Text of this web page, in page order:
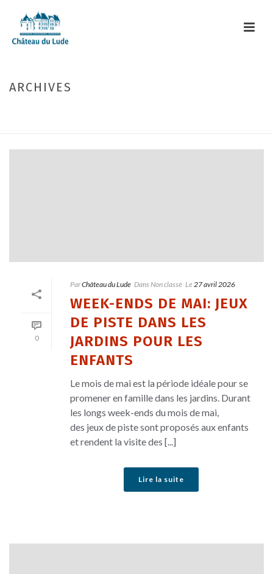
ARCHIVES
0
ParChâteau du Lude Dans Non classé Le 27 avril 2026
WEEK-ENDS DE MAI: JEUX
DE PISTE DANS LES
JARDINS POUR LES
ENFANTS
Le mois de mai est la période idéale pour se
promener en famille dans les jardins. Durant
les longs week-ends du mois de mai,
des jeux de piste sont proposés aux enfants
et rendent la visite des [...]
Lire la suite